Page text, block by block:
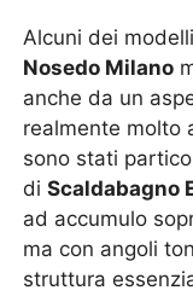
Alcuni dei
Nosedo Milano
anche da un
realmente molto
sono stati
diScaldabagno
ad accumulo
ma con angoli
struttura